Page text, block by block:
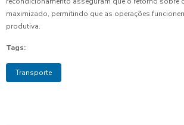
maximizado, permitindo que as operações
produtiva.
Tags:
Transporte